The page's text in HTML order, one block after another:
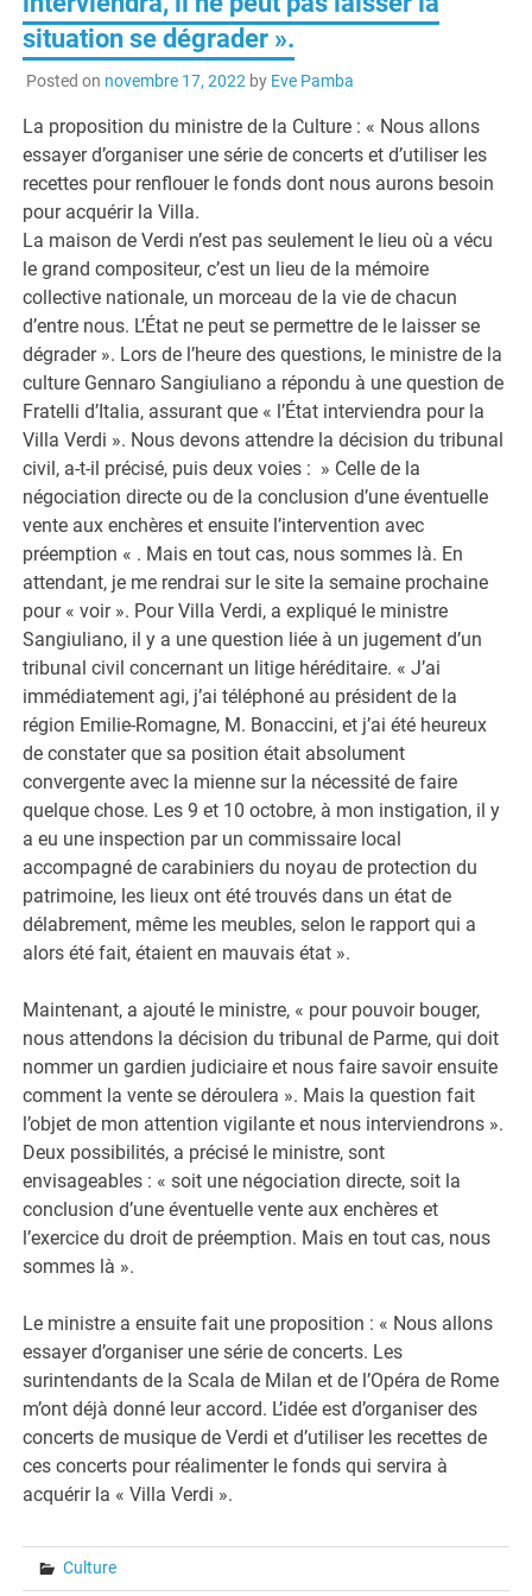
situation se dégrader ».
Posted on novembre 17, 2022 by Eve Pamba
La proposition du ministre de la Culture : « Nous allons
essayer d’organiser une série de concerts et d’utiliser les
recettes pour renflouer le fonds dont nous aurons besoin
pour acquérir la Villa.
La maison de Verdi n’est pas seulement le lieu où a vécu
le grand compositeur, c’est un lieu de la mémoire
collective nationale, un morceau de la vie de chacun
d’entre nous. L’État ne peut se permettre de le laisser se
dégrader ». Lors de l’heure des questions, le ministre de la
culture Gennaro Sangiuliano a répondu à une question de
Fratelli d’Italia, assurant que « l’État interviendra pour la
Villa Verdi ». Nous devons attendre la décision du tribunal
civil, a-t-il précisé, puis deux voies : » Celle de la
négociation directe ou de la conclusion d’une éventuelle
vente aux enchères et ensuite l’intervention avec
préemption « . Mais en tout cas, nous sommes là. En
attendant, je me rendrai sur le site la semaine prochaine
pour « voir ». Pour Villa Verdi, a expliqué le ministre
Sangiuliano, il y a une question liée à un jugement d’un
tribunal civil concernant un litige héréditaire. « J’ai
immédiatement agi, j’ai téléphoné au président de la
région Emilie-Romagne, M. Bonaccini, et j’ai été heureux
de constater que sa position était absolument
convergente avec la mienne sur la nécessité de faire
quelque chose. Les 9 et 10 octobre, à mon instigation, il y
a eu une inspection par un commissaire local
accompagné de carabiniers du noyau de protection du
patrimoine, les lieux ont été trouvés dans un état de
délabrement, même les meubles, selon le rapport qui a
alors été fait, étaient en mauvais état ».
Maintenant, a ajouté le ministre, « pour pouvoir bouger,
nous attendons la décision du tribunal de Parme, qui doit
nommer un gardien judiciaire et nous faire savoir ensuite
comment la vente se déroulera ». Mais la question fait
l’objet de mon attention vigilante et nous interviendrons ».
Deux possibilités, a précisé le ministre, sont
envisageables : « soit une négociation directe, soit la
conclusion d’une éventuelle vente aux enchères et
l’exercice du droit de préemption. Mais en tout cas, nous
sommes là ».
Le ministre a ensuite fait une proposition : « Nous allons
essayer d’organiser une série de concerts. Les
surintendants de la Scala de Milan et de l’Opéra de Rome
m’ont déjà donné leur accord. L’idée est d’organiser des
concerts de musique de Verdi et d’utiliser les recettes de
ces concerts pour réalimenter le fonds qui servira à
acquérir la « Villa Verdi ».
Culture